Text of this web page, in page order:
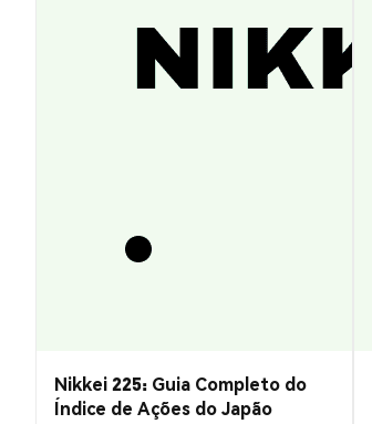
Nikkei 225: Guia Completo do
Índice de Ações do Japão